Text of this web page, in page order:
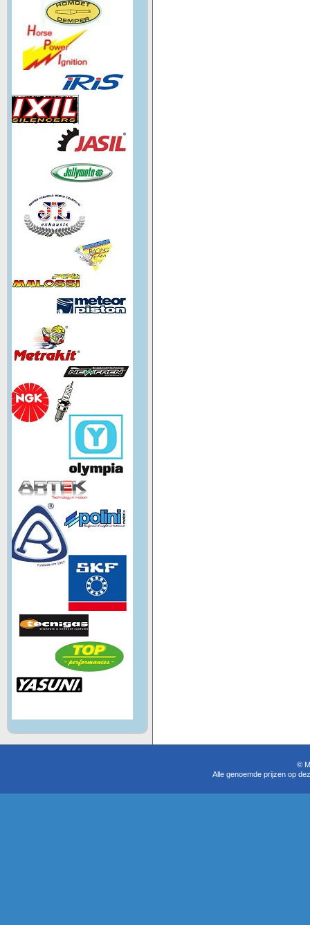
©
Alle genoemde prijzen op